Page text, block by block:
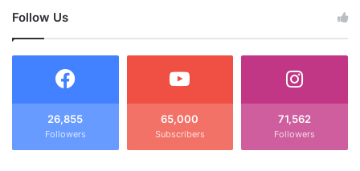
Follow Us
26,855
Followers
65,000
Subscribers
71,562
Followers